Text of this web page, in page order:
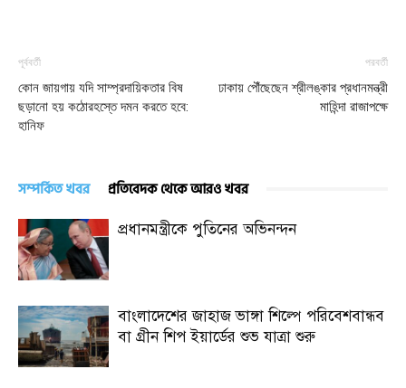
পূর্ববর্তী
কোন জায়গায় যদি সাম্প্রদায়িকতার বিষ
ছড়ানো হয় কঠোরহস্তে দমন করতে হবে:
হানিফ
পরবর্তী
ঢাকায় পৌঁছেছেন শ্রীলঙ্কার প্রধানমন্ত্রী
মাহিন্দা রাজাপক্ষে
সম্পর্কিত খবর প্রতিবেদক থেকে আরও খবর
প্রধানমন্ত্রীকে পুতিনের অভিনন্দন
বাংলাদেশের জাহাজ ভাঙ্গা শিল্পে পরিবেশবান্ধব
বা গ্রীন শিপ ইয়ার্ডের শুভ যাত্রা শুরু